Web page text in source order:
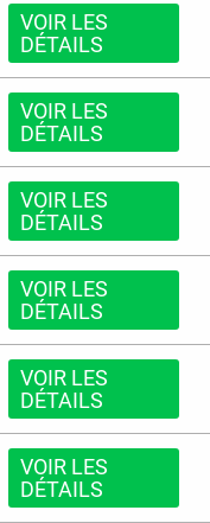
VOIR LES
DÉTAILS
VOIR LES
DÉTAILS
VOIR LES
DÉTAILS
VOIR LES
DÉTAILS
VOIR LES
DÉTAILS
VOIR LES
DÉTAILS